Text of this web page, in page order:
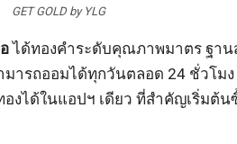
GET GOLD by YLG
ได้ทองคำระดับคุณภาพมาตร ฐาน
ารถออมได้ทุกวันตลอด 24 ชั่วโม
งได้ในแอปฯ เดียว ที่สำคัญเริ่มต้